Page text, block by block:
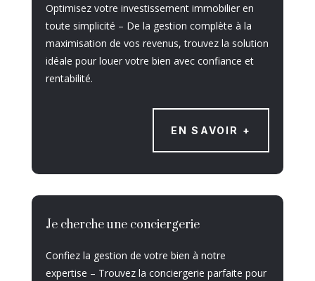
Optimisez votre investissement immobilier en
toute simplicité – De la gestion complète à la
maximisation de vos revenus, trouvez la solution
idéale pour louer votre bien avec confiance et
rentabilité.
EN SAVOIR +
Je cherche une conciergerie
Confiez la gestion de votre bien à notre
expertise – Trouvez la conciergerie parfaite pour